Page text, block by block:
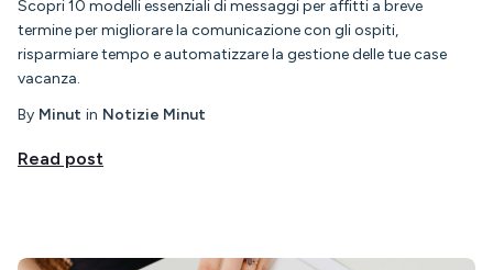
Scopri 10 modelli essenziali di messaggi per affitti a breve
termine per migliorare la comunicazione con gli ospiti,
risparmiare tempo e automatizzare la gestione delle tue case
vacanza.
By Minut in Notizie Minut
Read post